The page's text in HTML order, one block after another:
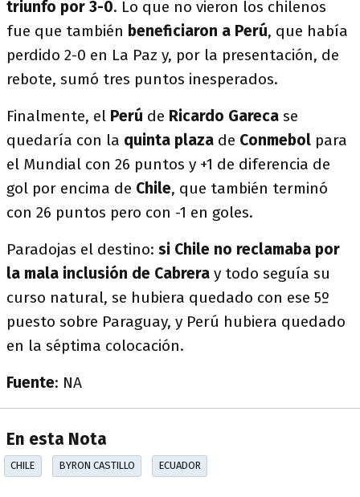
triunfo por 3-0. Lo que no vieron los chilenos
fue que también beneficiaron a Perú, que había
perdido 2-0 en La Paz y, por la presentación, de
rebote, sumó tres puntos inesperados.
Finalmente, el Perú de Ricardo Gareca se
quedaría con la quinta plaza de Conmebol para
el Mundial con 26 puntos y +1 de diferencia de
gol por encima de Chile, que también terminó
con 26 puntos pero con -1 en goles.
Paradojas el destino: si Chile no reclamaba por
la mala inclusión de Cabrera y todo seguía su
curso natural, se hubiera quedado con ese 5º
puesto sobre Paraguay, y Perú hubiera quedado
en la séptima colocación.
Fuente: NA
En esta Nota
CHILE BYRON CASTILLO ECUADOR